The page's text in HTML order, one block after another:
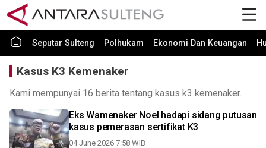
Seputar Sulteng Polhukam Ekonomi Dan Keuangan
Kasus K3 Kemenaker
Kami mempunyai 16 berita tentang kasus k3 kemenaker.
Eks Wamenaker Noel hadapi sidang putusan
kasus pemerasan sertifikat K3
04 June 2026 7:58 WIB